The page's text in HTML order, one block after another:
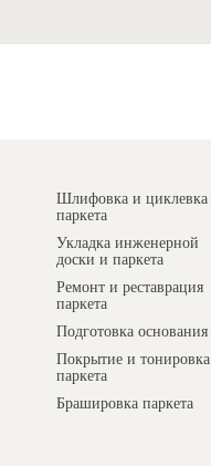
Шлифовка и циклевка
паркета
Укладка инженерной
доски и паркета
Ремонт и реставрация
паркета
Подготовка основания
Покрытие и тонировка
паркета
Брашировка паркета